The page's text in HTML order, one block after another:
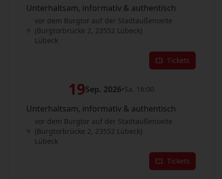
Unterhaltsam, informativ & authentisch
vor dem Burgtor auf der Stadtaußenseite
(Burgtorbrücke 2, 23552 Lübeck)
Lübeck
Tickets
19Sep. 2026•Sa. 16:00
Unterhaltsam, informativ & authentisch
vor dem Burgtor auf der Stadtaußenseite
(Burgtorbrücke 2, 23552 Lübeck)
Lübeck
Tickets